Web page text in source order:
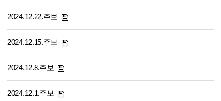
2024.12.22.주보
2024.12.15.주보
2024.12.8.주보
2024.12.1.주보